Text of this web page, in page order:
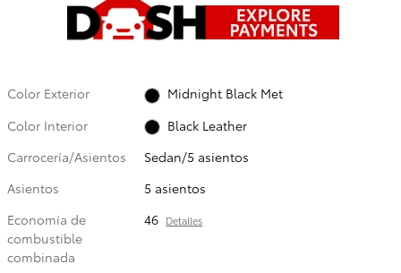
Color Exterior
Midnight Black Met
Color Interior
Black Leather
Carrocería/Asientos
Sedan/5 asientos
Asientos
5 asientos
Economía de
combustible
combinada
46 Detalles